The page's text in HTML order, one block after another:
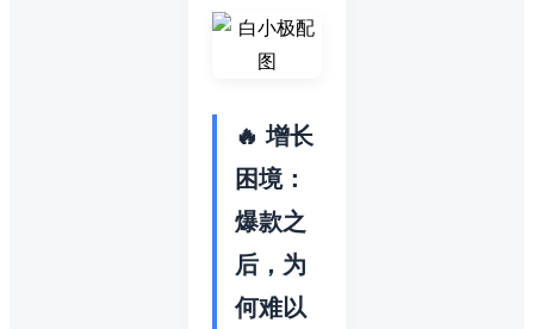
🔥 增长
困境：
爆款之
后，为
何难以